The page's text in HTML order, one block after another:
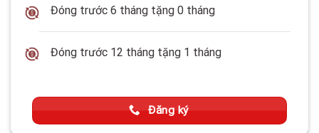
Đóng trước 6 tháng tặng 0 tháng
Đóng trước 12 tháng tặng 1 tháng
Đăng ký